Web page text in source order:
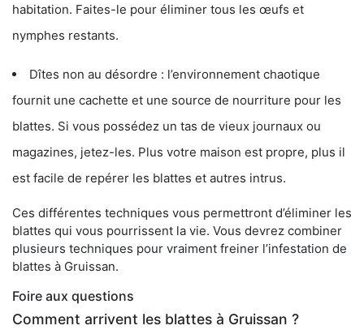
habitation. Faites-le pour éliminer tous les œufs et
nymphes restants.
Dîtes non au désordre : l’environnement chaotique
fournit une cachette et une source de nourriture pour les
blattes. Si vous possédez un tas de vieux journaux ou
magazines, jetez-les. Plus votre maison est propre, plus il
est facile de repérer les blattes et autres intrus.
Ces différentes techniques vous permettront d’éliminer les
blattes qui vous pourrissent la vie. Vous devrez combiner
plusieurs techniques pour vraiment freiner l’infestation de
blattes à Gruissan.
Foire aux questions
Comment arrivent les blattes à Gruissan ?